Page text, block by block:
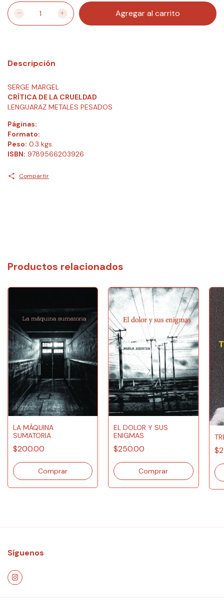
Descripción
SERGE MARGEL
CRÍTICA DE LA CRUELDAD
LENGUARAZ METALES PESADOS
Páginas:
Formato:
Peso: 0.3 kgs.
ISBN: 9789566203926
Compartir
Productos relacionados
LA MÁQUINA
SUMATORIA
$200.00
EL DOLOR Y SUS
ENIGMAS
$250.00
Síguenos